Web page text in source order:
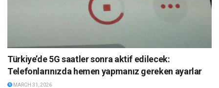
Türkiye’de 5G saatler sonra aktif edilecek:
Telefonlarınızda hemen yapmanız gereken ayarlar
MARCH 31, 2026